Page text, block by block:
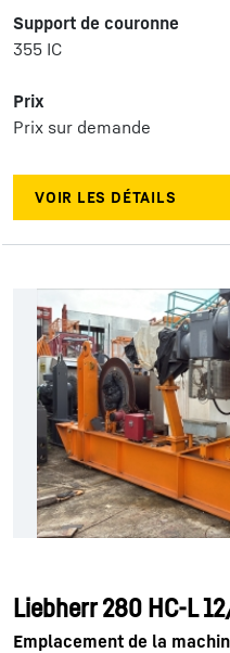
Support de couronne
355 IC
Prix
Prix sur demande
VOIR LES DÉTAILS
Liebherr 280 HC-L
Emplacement de la